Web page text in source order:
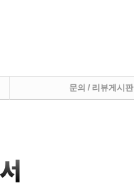
문의 / 리뷰게시판